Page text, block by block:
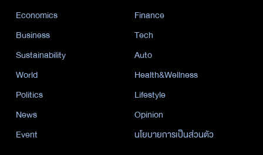
Economics
Finance
Business
Tech
Sustainability
Auto
World
Health&Wellness
Politics
Lifestyle
News
Opinion
Event
นโยบายการเป็นส่วนตัว